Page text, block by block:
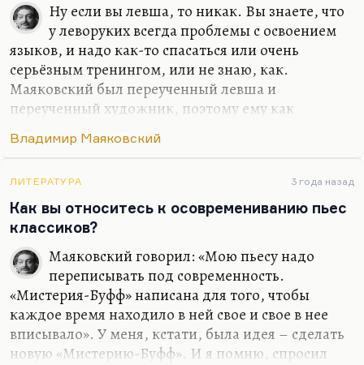
Ну если вы левша, то никак. Вы знаете, что
у леворуких всегда проблемы с освоением
языков, и надо как-то спасаться или очень
серьёзным тренингом, или не знаю, как.
Маяковский был переученный левша и
переученный художник, поэтому ему как
было воздерживаться от кричащей
главное – он совсем не умел разговаривать ни на
каком иностранном языке. В силу регулярного
общения с грузинами в юности, в детстве, когда
всё вообще легко запоминается, он в общих
чертах знал разговорный грузинский. Иоселиани,
чьи родители с ним дружили, утверждает, что
поддержать разговор он мог. Но ни выучить
французский, ни с подачи…
Владимир Маяковский
ЛИТЕРАТУРА 3 года назад
Как вы относитесь к осовремениванию пьес
классиков?
Маяковский говорил: «Мою пьесу надо
переписывать под современность.
«Мистерия-Буфф» написана для того, чтобы
каждое время находило в ней свое и свое в нее
вписывало». У меня, кстати, была идея – сделать
новую «Мистерию-Буфф». И я помню, спросил